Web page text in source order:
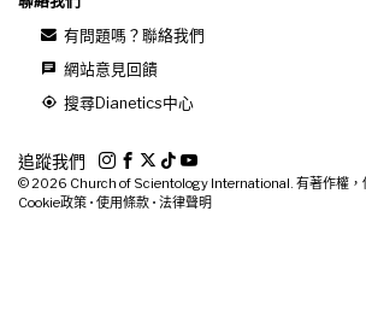
有問題嗎？聯絡我們
網站意見回饋
搜尋Dianetics中心
追蹤我們
© 2026 Church of Scientology International. 有著作權，
Cookie政策 • 使用條款 • 法律聲明